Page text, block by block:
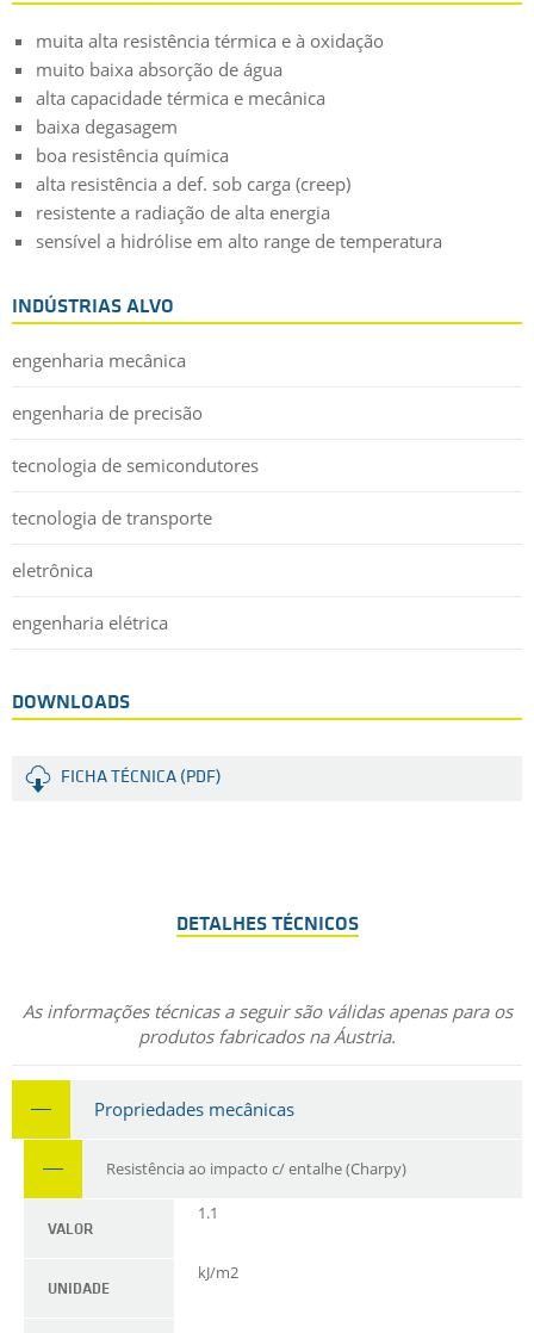
muita alta resistência térmica e à oxidação
muito baixa absorção de água
alta capacidade térmica e mecânica
baixa degasagem
boa resistência química
alta resistência a def. sob carga (creep)
resistente a radiação de alta energia
sensível a hidrólise em alto range de temperatura
INDÚSTRIAS ALVO
engenharia mecânica
engenharia de precisão
tecnologia de semicondutores
tecnologia de transporte
eletrônica
engenharia elétrica
DOWNLOADS
FICHA TÉCNICA (PDF)
DETALHES TÉCNICOS
As informações técnicas a seguir são válidas apenas para os
produtos fabricados na Áustria.
Propriedades mecânicas
Resistência ao impacto c/ entalhe (Charpy)
VALOR
1.1
UNIDADE
kJ/m2